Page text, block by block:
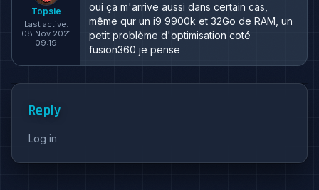
Topsie
Last active:
08 Nov 2021
09:19
oui ça m'arrive aussi dans certain cas,
même qur un i9 9900k et 32Go de RAM, un
petit problème d'optimisation coté
fusion360 je pense
Reply
Log in